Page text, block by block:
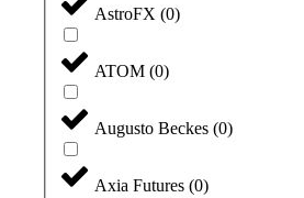
AstroFX (0)
ATOM (0)
Augusto Beckes (0)
Axia Futures (0)